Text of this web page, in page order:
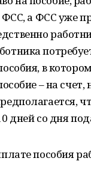
а ФСС уже
в
– на счет,
дней со дня
пособия